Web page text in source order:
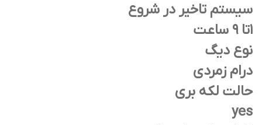
سيستم تاخیر در شروع
1تا 9 ساعت
نوع دیگ
درام زمردی
حالت لکه بری
yes